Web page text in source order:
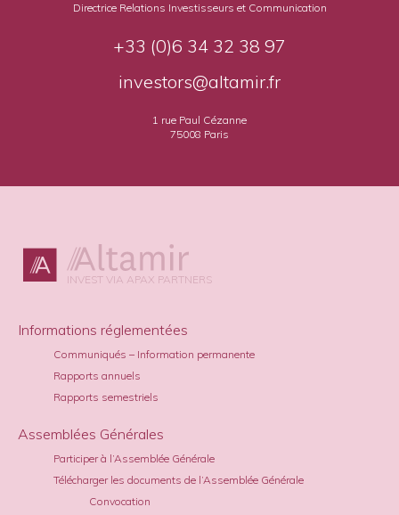
Directrice Relations Investisseurs et Communication
+33 (0)6 34 32 38 97
investors@altamir.fr
1 rue Paul Cézanne
75008 Paris
INVEST VIA APAX PARTNERS
Informations réglementées
Communiqués – Information permanente
Rapports annuels
Rapports semestriels
Assemblées Générales
Participer à l’Assemblée Générale
Télécharger les documents de l’Assemblée Générale
Convocation